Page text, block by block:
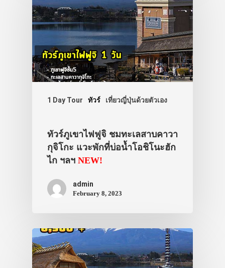
1 Day Tour ทัวร์ เที่ยวญี่ปุ่นด้วยตัวเอง
ทัวร์ภูเขาไฟฟูจิ ชมทะเลสาบคาวา
กุจิโกะ แวะพักที่บ่อน้ำโอชิโนะฮัก
ไก ฯลฯ NEW!
admin
February 8, 2023